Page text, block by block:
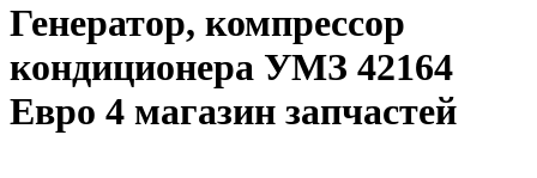
Генератор, компрессор
кондиционера УМЗ 42164
Евро 4 магазин запчастей